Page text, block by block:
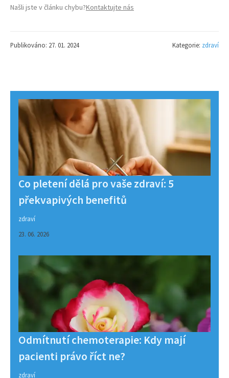
Našli jste v článku chybu?Kontaktujte nás
Publikováno: 27. 01. 2024 Kategorie: zdraví
Co pletení dělá pro vaše zdraví: 5
překvapivých benefitů
zdraví
23. 06. 2026
Odmítnutí chemoterapie: Kdy mají
pacienti právo říct ne?
zdraví